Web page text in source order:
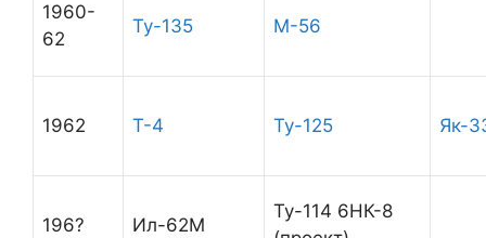
1960-
62
Ту-135 М-56
1962 Т-4 Ту-125 Як-
196? Ил-62М
Ту-114 6НК-8